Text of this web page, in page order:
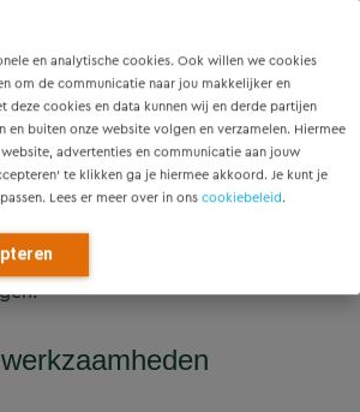
en analytische cookies. Ook willen we cookies
om de communicatie naar jou makkelijker en
deze cookies en data kunnen wij en derde partijen
en buiten onze website volgen en verzamelen. Hiermee
advertenties en communicatie aan jouw
te klikken ga je hiermee akkoord. Je kunt je
Lees er meer over in ons cookiebeleid.
vroeg Movares voor het
het begeleiden van de
begeleiden van de uitvoering
van 6 roltrappen door 4 roltrappen,
liften en de bijbehorende
toepassen van heavy-duty liften
zijn, een hoge
en de laagste lifecycle kosten